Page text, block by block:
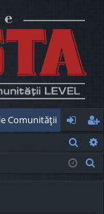
Comunităţii
og
in
eg
ist